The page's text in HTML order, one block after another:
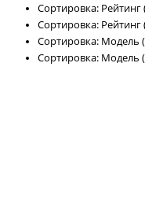
Сортировка:
Сортировка: Рейтинг
Сортировка: Модель
Сортировка: Модель